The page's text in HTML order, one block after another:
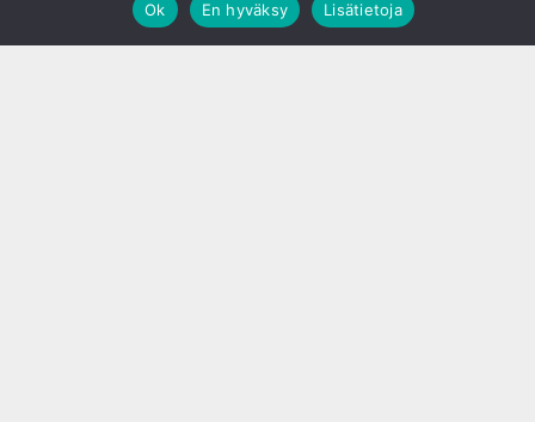
Ok
En hyväksy Lisätietoja